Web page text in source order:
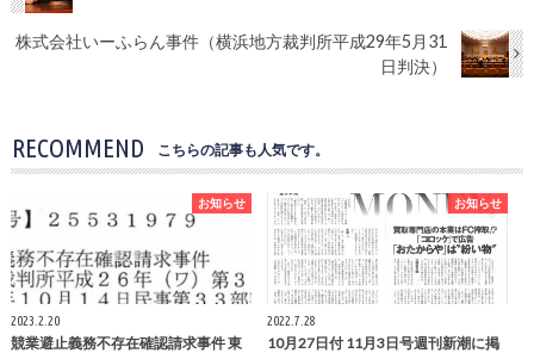
株式会社いーふらん事件（横浜地方裁判所平成29年5月31
日判決）
RECOMMEND こちらの記事も人気です。
お知らせ
2023.2.20
競業避止義務不存在確認請求事件 東
お知らせ
2022.7.28
10月27日付 11月3日号週刊新潮に掲